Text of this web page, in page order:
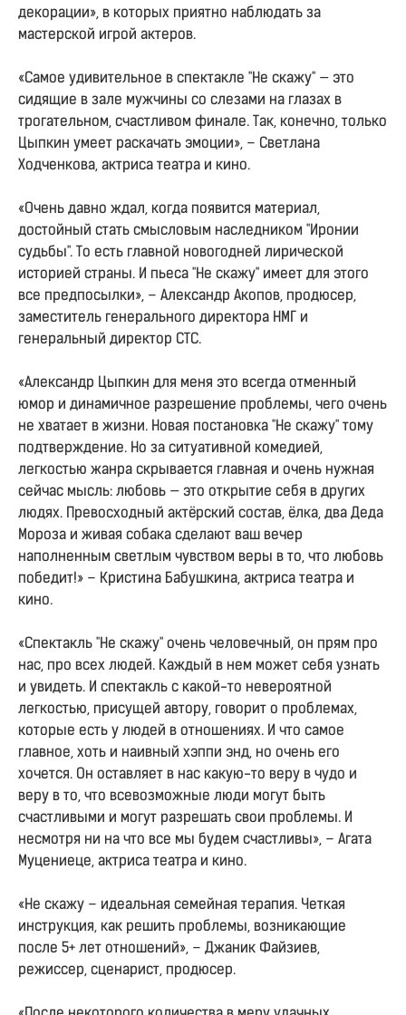
декорации», в которых приятно наблюдать за
мастерской игрой актеров.
«Самое удивительное в спектакле "Не скажу" — это
сидящие в зале мужчины со слезами на глазах в
трогательном, счастливом финале. Так, конечно, только
Цыпкин умеет раскачать эмоции», – Светлана
Ходченкова, актриса театра и кино.
«Очень давно ждал, когда появится материал,
достойный стать смысловым наследником "Иронии
судьбы". То есть главной новогодней лирической
историей страны. И пьеса "Не скажу" имеет для этого
все предпосылки», – Александр Акопов, продюсер,
заместитель генерального директора НМГ и
генеральный директор СТС.
«Александр Цыпкин для меня это всегда отменный
юмор и динамичное разрешение проблемы, чего очень
не хватает в жизни. Новая постановка "Не скажу" тому
подтверждение. Но за ситуативной комедией,
легкостью жанра скрывается главная и очень нужная
сейчас мысль: любовь — это открытие себя в других
людях. Превосходный актёрский состав, ёлка, два Деда
Мороза и живая собака сделают ваш вечер
наполненным светлым чувством веры в то, что любовь
победит!» – Кристина Бабушкина, актриса театра и
кино.
«Спектакль "Не скажу" очень человечный, он прям про
нас, про всех людей. Каждый в нем может себя узнать
и увидеть. И спектакль с какой-то невероятной
легкостью, присущей автору, говорит о проблемах,
которые есть у людей в отношениях. И что самое
главное, хоть и наивный хэппи энд, но очень его
хочется. Он оставляет в нас какую-то веру в чудо и
веру в то, что всевозможные люди могут быть
счастливыми и могут разрешать свои проблемы. И
несмотря ни на что все мы будем счастливы», – Агата
Муцениеце, актриса театра и кино.
«Не скажу – идеальная семейная терапия. Четкая
инструкция, как решить проблемы, возникающие
после 5+ лет отношений», – Джаник Файзиев,
режиссер, сценарист, продюсер.